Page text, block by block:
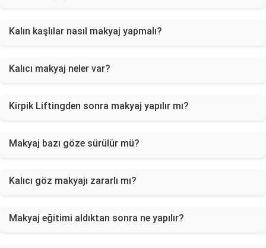
Kalın kaşlılar nasıl makyaj yapmalı?
Kalıcı makyaj neler var?
Kirpik Liftingden sonra makyaj yapılır mı?
Makyaj bazı göze sürülür mü?
Kalıcı göz makyajı zararlı mı?
Makyaj eğitimi aldıktan sonra ne yapılır?